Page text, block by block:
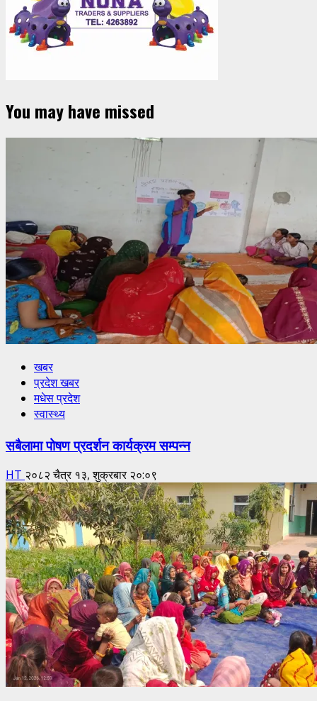
You may have missed
खबर
प्रदेश खबर
मधेस प्रदेश
स्वास्थ्य
सबैलामा पोषण प्रदर्शन कार्यक्रम सम्पन्न
HT २०८२ चैत्र १३, शुक्रबार २०:०९